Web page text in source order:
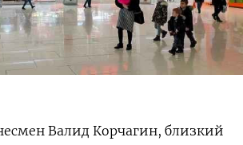
Валид Корчагин, близкий